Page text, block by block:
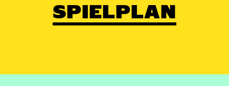
SPIELPLAN